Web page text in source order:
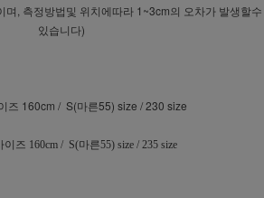
며, 측정방법및 위치에따라 1~3cm의 오차가 발생할수
있습니다)
즈 160cm / S(마른55) size / 230 size
즈 160cm / S(마른55) size / 235 size